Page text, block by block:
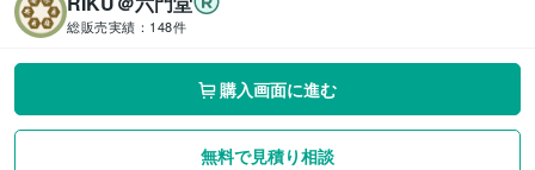
総販売実績： 148件
購入画面に進む
無料で見積り相談